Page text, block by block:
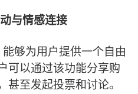
与情感连接
能够为用户提供一个自由
可以通过该功能分享购
甚至发起投票和讨论。